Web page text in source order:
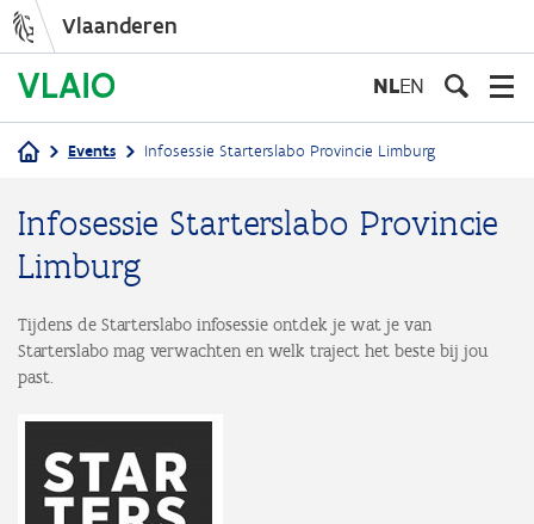
Vlaanderen
NLEN
Events Infosessie Starterslabo Provincie Limburg
Infosessie Starterslabo Provincie
Limburg
Tijdens de Starterslabo infosessie ontdek je wat je van
Starterslabo mag verwachten en welk traject het beste bij jou
past.